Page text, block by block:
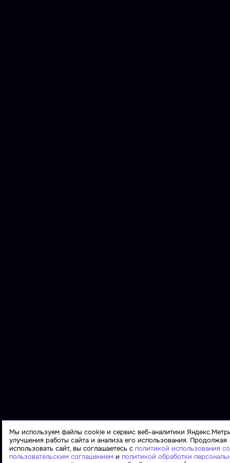
Мы используем файлы cookie и сервис веб-аналитики
улучшения работы сайта и анализа его использования. Продолжая
использовать сайт, вы соглашаетесь с политикой использования
пользовательским соглашениеми политикой обработки